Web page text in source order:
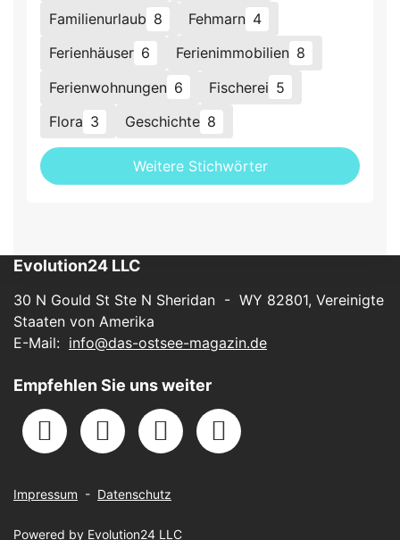
Familienurlaub 8 Fehmarn 4
Ferienhäuser 6 Ferienimmobilien 8
Ferienwohnungen 6 Fischerei 5
Flora 3 Geschichte 8
Weitere Stichwörter
Evolution24 LLC
30 N Gould St Ste N Sheridan - WY 82801, Vereinigte
Staaten von Amerika
E-Mail: info@das-ostsee-magazin.de
Empfehlen Sie uns weiter
Impressum - Datenschutz
Powered by Evolution24 LLC